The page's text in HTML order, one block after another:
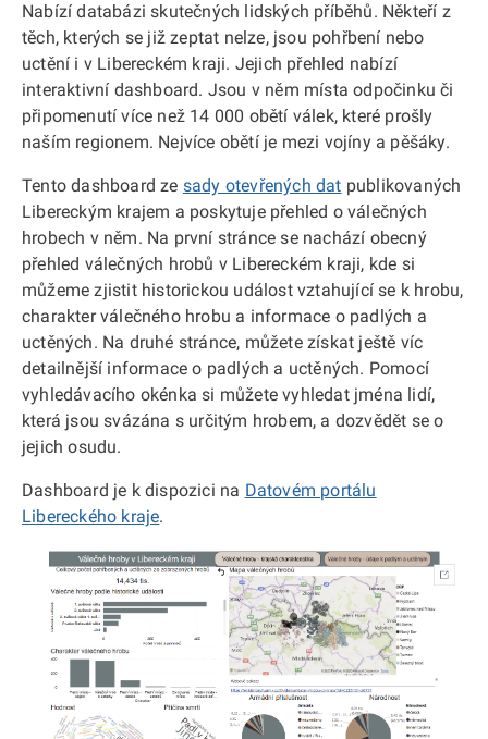
Nabízí databázi skutečných lidských příběhů. Někteří z
těch, kterých se již zeptat nelze, jsou pohřbení nebo
uctění i v Libereckém kraji. Jejich přehled nabízí
interaktivní dashboard. Jsou v něm místa odpočinku či
připomenutí více než 14 000 obětí válek, které prošly
naším regionem. Nejvíce obětí je mezi vojíny a pěšáky.
Tento dashboard ze sady otevřených dat publikovaných
Libereckým krajem a poskytuje přehled o válečných
hrobech v něm. Na první stránce se nachází obecný
přehled válečných hrobů v Libereckém kraji, kde si
můžeme zjistit historickou událost vztahující se k hrobu,
charakter válečného hrobu a informace o padlých a
uctěných. Na druhé stránce, můžete získat ještě víc
detailnější informace o padlých a uctěných. Pomocí
vyhledávacího okénka si můžete vyhledat jména lidí,
která jsou svázána s určitým hrobem, a dozvědět se o
jejich osudu.
Dashboard je k dispozici na Datovém portálu
Libereckého kraje.